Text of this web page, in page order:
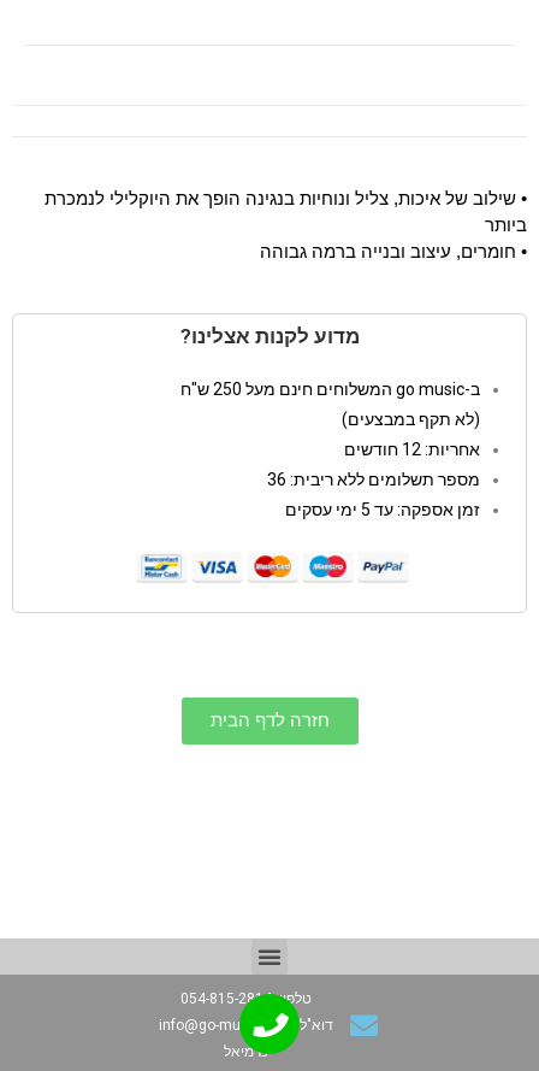
• שילוב של איכות, צליל ונוחיות בנגינה הופך את היוקלילי לנמכרת
ביותר
• חומרים, עיצוב ובנייה ברמה גבוהה
מדוע לקנות אצלינו?
ב-go music המשלוחים חינם מעל 250 ש"ח
(לא תקף במבצעים)
אחריות: 12 חודשים
מספר תשלומים ללא ריבית: 36
זמן אספקה: עד 5 ימי עסקים
חזרה לדף הבית
טלפון: 054-815-2814
דוא"ל: info@go-music.co.il
כרמיאל